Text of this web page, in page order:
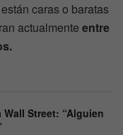
caras o baratas
actualmente entre
Street: “Alguien